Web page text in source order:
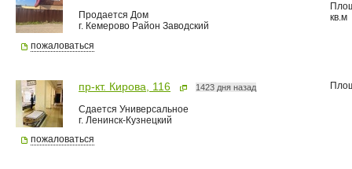
Продается Дом
г. Кемерово Район Заводский
кв.м
пожаловаться
пр-кт. Кирова, 116 1423 дня назад
Сдается Универсальное
г. Ленинск-Кузнецкий
пожаловаться